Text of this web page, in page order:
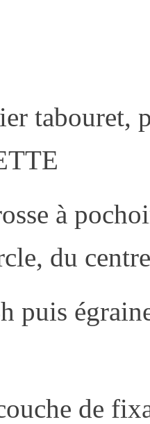
tabouret,
à
du
puis
de